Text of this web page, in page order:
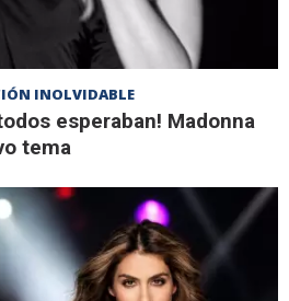
INOLVIDABLE
esperaban! Madonna
tema